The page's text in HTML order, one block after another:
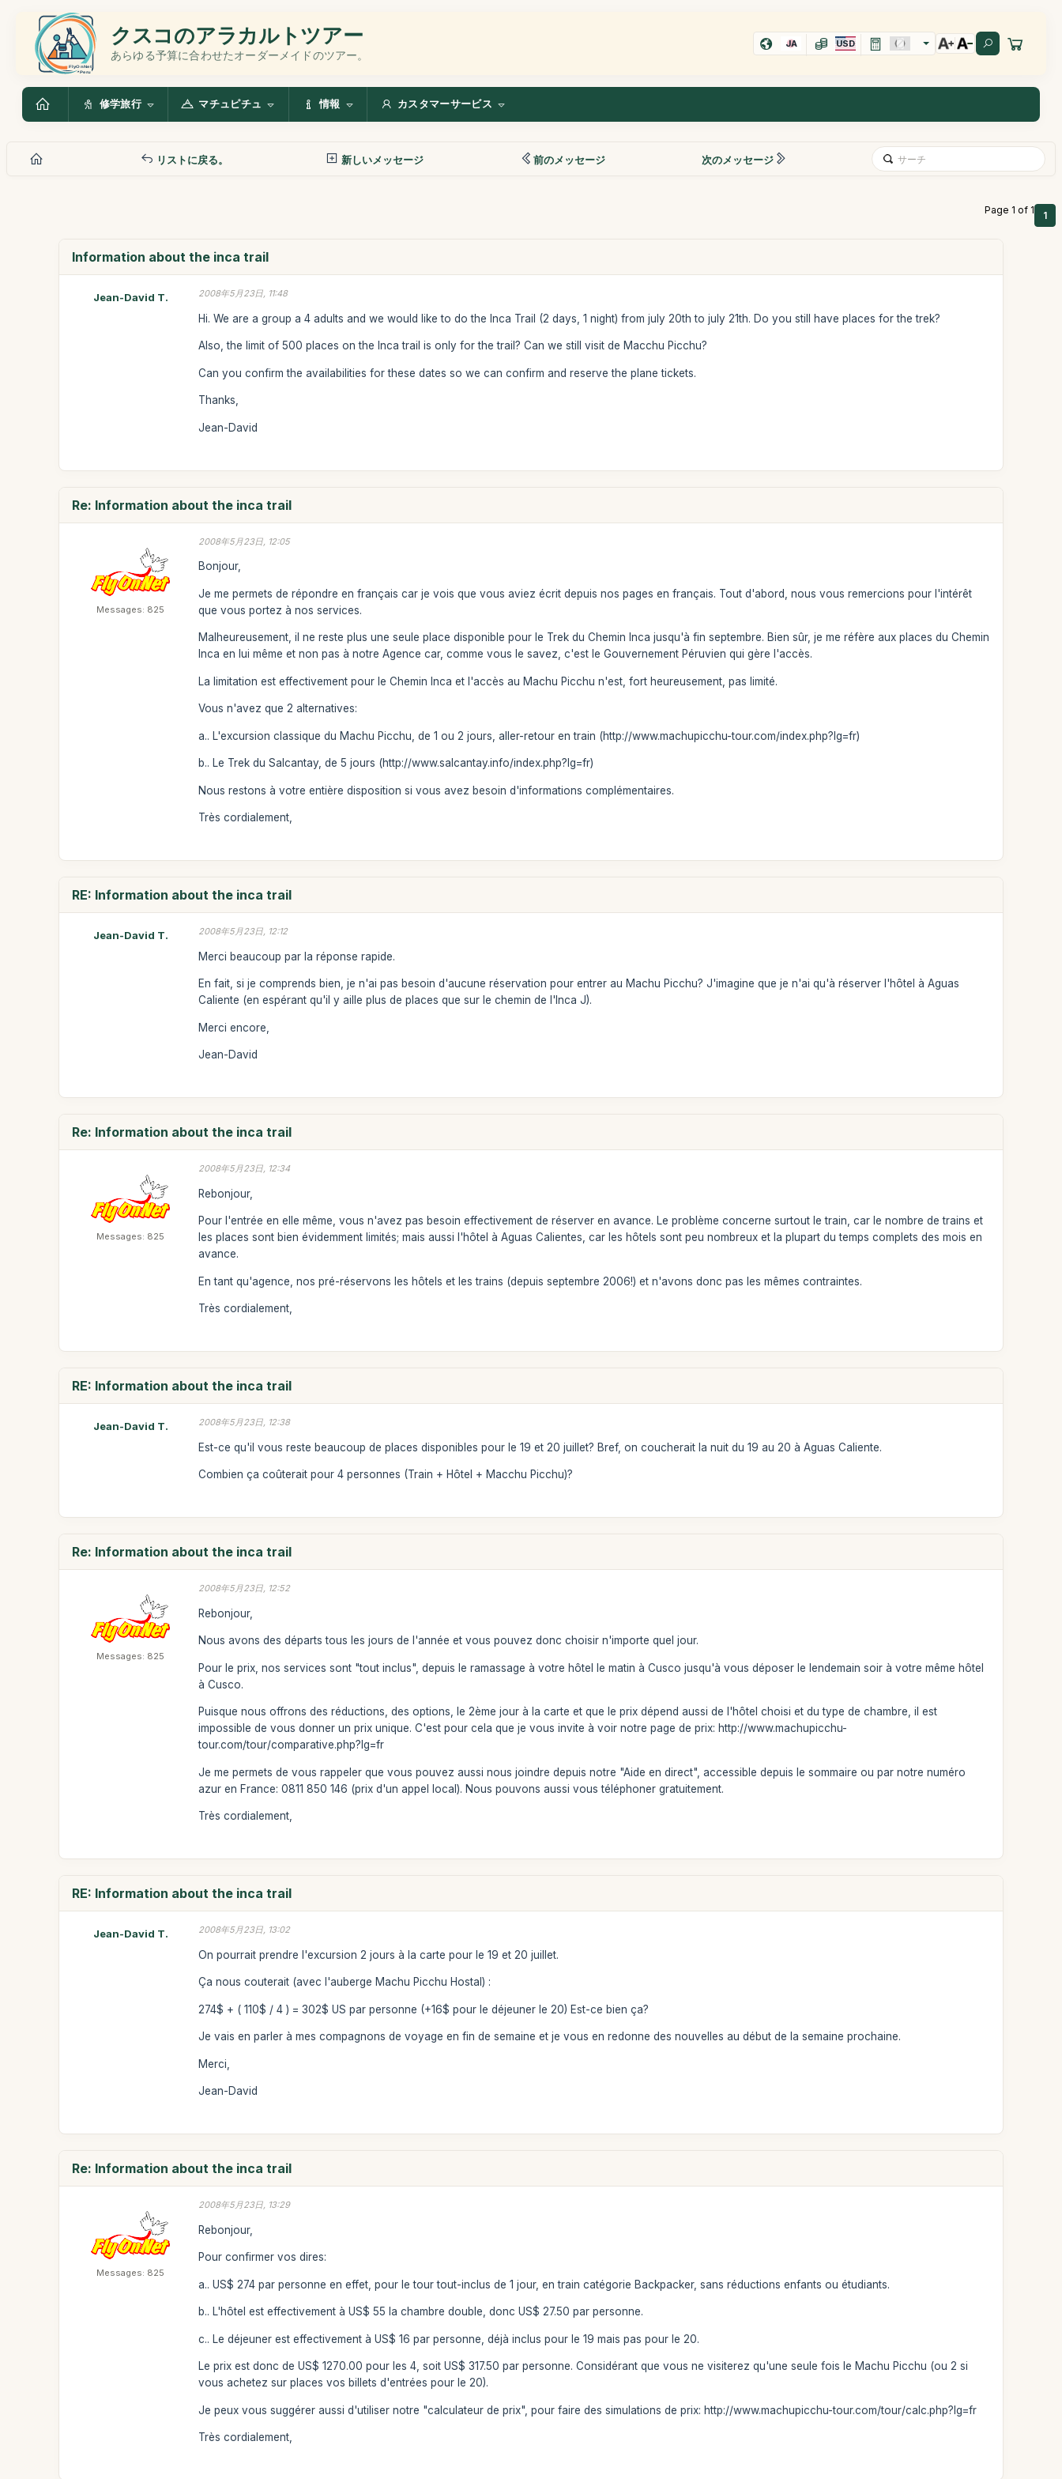
クスコのアラカルトツアー
あらゆる予算に合わせたオーダーメイドのツアー。
JA USD
修学旅行 マチュピチュ 情報 カスタマーサービス
リストに戻る。 新しいメッセージ 前のメッセージ 次のメッセージ
Page 1 of 1 1
Information about the inca trail
Jean-David T. 2008年5月23日, 11:48
Hi. We are a group a 4 adults and we would like to do the Inca Trail (2 days, 1 night) from july 20th to july 21th. Do you still have places for the trek?
Also, the limit of 500 places on the Inca trail is only for the trail? Can we still visit de Macchu Picchu?
Can you confirm the availabilities for these dates so we can confirm and reserve the plane tickets.
Thanks,
Jean-David
Re: Information about the inca trail
Messages: 825
2008年5月23日, 12:05
Bonjour,
Je me permets de répondre en français car je vois que vous aviez écrit depuis nos pages en français. Tout d'abord, nous vous remercions pour l'intérêt
que vous portez à nos services.
Malheureusement, il ne reste plus une seule place disponible pour le Trek du Chemin Inca jusqu'à fin septembre. Bien sûr, je me réfère aux places du Chemin
Inca en lui même et non pas à notre Agence car, comme vous le savez, c'est le Gouvernement Péruvien qui gère l'accès.
La limitation est effectivement pour le Chemin Inca et l'accès au Machu Picchu n'est, fort heureusement, pas limité.
Vous n'avez que 2 alternatives:
a.. L'excursion classique du Machu Picchu, de 1 ou 2 jours, aller-retour en train (http://www.machupicchu-tour.com/index.php?lg=fr)
b.. Le Trek du Salcantay, de 5 jours (http://www.salcantay.info/index.php?lg=fr)
Nous restons à votre entière disposition si vous avez besoin d'informations complémentaires.
Très cordialement,
RE: Information about the inca trail
Jean-David T. 2008年5月23日, 12:12
Merci beaucoup par la réponse rapide.
En fait, si je comprends bien, je n'ai pas besoin d'aucune réservation pour entrer au Machu Picchu? J'imagine que je n'ai qu'à réserver l'hôtel à Aguas
Caliente (en espérant qu'il y aille plus de places que sur le chemin de l'Inca J).
Merci encore,
Jean-David
Re: Information about the inca trail
Messages: 825
2008年5月23日, 12:34
Rebonjour,
Pour l'entrée en elle même, vous n'avez pas besoin effectivement de réserver en avance. Le problème concerne surtout le train, car le nombre de trains et
les places sont bien évidemment limités; mais aussi l'hôtel à Aguas Calientes, car les hôtels sont peu nombreux et la plupart du temps complets des mois en
avance.
En tant qu'agence, nos pré-réservons les hôtels et les trains (depuis septembre 2006!) et n'avons donc pas les mêmes contraintes.
Très cordialement,
RE: Information about the inca trail
Jean-David T. 2008年5月23日, 12:38
Est-ce qu'il vous reste beaucoup de places disponibles pour le 19 et 20 juillet? Bref, on coucherait la nuit du 19 au 20 à Aguas Caliente.
Combien ça coûterait pour 4 personnes (Train + Hôtel + Macchu Picchu)?
Re: Information about the inca trail
Messages: 825
2008年5月23日, 12:52
Rebonjour,
Nous avons des départs tous les jours de l'année et vous pouvez donc choisir n'importe quel jour.
Pour le prix, nos services sont "tout inclus", depuis le ramassage à votre hôtel le matin à Cusco jusqu'à vous déposer le lendemain soir à votre même hôtel
à Cusco.
Puisque nous offrons des réductions, des options, le 2ème jour à la carte et que le prix dépend aussi de l'hôtel choisi et du type de chambre, il est
impossible de vous donner un prix unique. C'est pour cela que je vous invite à voir notre page de prix: http://www.machupicchu-
tour.com/tour/comparative.php?lg=fr
Je me permets de vous rappeler que vous pouvez aussi nous joindre depuis notre "Aide en direct", accessible depuis le sommaire ou par notre numéro
azur en France: 0811 850 146 (prix d'un appel local). Nous pouvons aussi vous téléphoner gratuitement.
Très cordialement,
RE: Information about the inca trail
Jean-David T. 2008年5月23日, 13:02
On pourrait prendre l'excursion 2 jours à la carte pour le 19 et 20 juillet.
Ça nous couterait (avec l'auberge Machu Picchu Hostal) :
274$ + ( 110$ / 4 ) = 302$ US par personne (+16$ pour le déjeuner le 20) Est-ce bien ça?
Je vais en parler à mes compagnons de voyage en fin de semaine et je vous en redonne des nouvelles au début de la semaine prochaine.
Merci,
Jean-David
Re: Information about the inca trail
Messages: 825
2008年5月23日, 13:29
Rebonjour,
Pour confirmer vos dires:
a.. US$ 274 par personne en effet, pour le tour tout-inclus de 1 jour, en train catégorie Backpacker, sans réductions enfants ou étudiants.
b.. L'hôtel est effectivement à US$ 55 la chambre double, donc US$ 27.50 par personne.
c.. Le déjeuner est effectivement à US$ 16 par personne, déjà inclus pour le 19 mais pas pour le 20.
Le prix est donc de US$ 1270.00 pour les 4, soit US$ 317.50 par personne. Considérant que vous ne visiterez qu'une seule fois le Machu Picchu (ou 2 si
vous achetez sur places vos billets d'entrées pour le 20).
Je peux vous suggérer aussi d'utiliser notre "calculateur de prix", pour faire des simulations de prix: http://www.machupicchu-tour.com/tour/calc.php?lg=fr
Très cordialement,